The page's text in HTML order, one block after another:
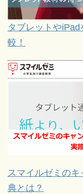
タブレットや
較！
スマイルゼミの
典とは？